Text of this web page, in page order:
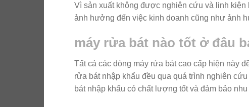
Vì sản xuất không được nghiên cứu và linh kiện
ảnh hưởng đến việc kinh doanh cũng như ảnh
máy rửa bát nào tốt ở đâu
Tất cả các dòng máy rửa bát cao cấp hiện này
rửa bát nhập khẩu đều qua quá trình nghiên
bát nhập khẩu có chất lượng tốt và đảm bảo